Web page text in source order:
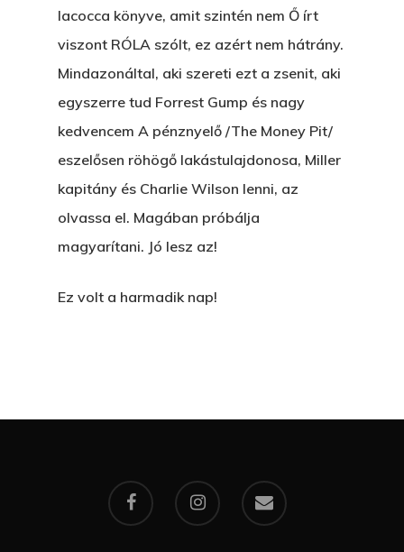
Iacocca könyve, amit szintén nem Ő írt
viszont RÓLA szólt, ez azért nem hátrány.
Mindazonáltal, aki szereti ezt a zsenit, aki
egyszerre tud Forrest Gump és nagy
kedvencem A pénznyelő /The Money Pit/
eszelősen röhögő lakástulajdonosa, Miller
kapitány és Charlie Wilson lenni, az
olvassa el. Magában próbálja
magyarítani. Jó lesz az!
Ez volt a harmadik nap!